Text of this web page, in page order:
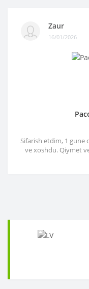
Zaur
16/01/2026
Sifarish etdim, 1 gune
ve xoshdu. Qiymet